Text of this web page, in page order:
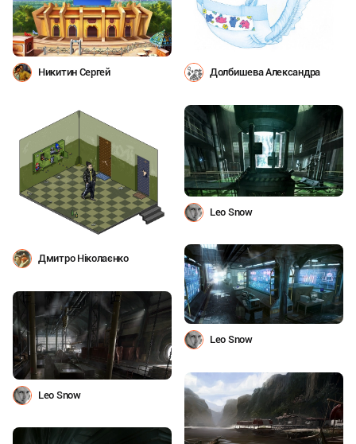
Долбишева Александра
Никитин Сергей
Дмитро Ніколаєнко
Leo Snow
Leo Snow
Leo Snow